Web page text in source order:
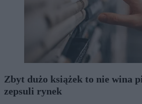
Zbyt dużo książek to nie wina
zepsuli rynek